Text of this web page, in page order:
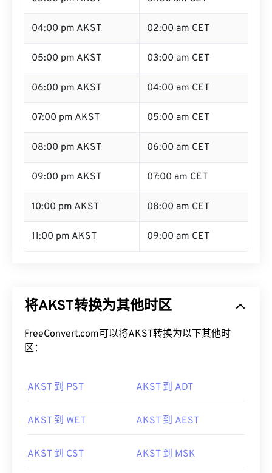
04:00 pm AKST 02:00 am CET
05:00 pm AKST 03:00 am CET
06:00 pm AKST 04:00 am CET
07:00 pm AKST 05:00 am CET
08:00 pm AKST 06:00 am CET
09:00 pm AKST 07:00 am CET
10:00 pm AKST 08:00 am CET
11:00 pm AKST 09:00 am CET
将AKST转换为其他时区
FreeConvert.com可以将AKST转换为以下其他时
区：
AKST 到 PST AKST 到 ADT
AKST 到 WET AKST 到 AEST
AKST 到 CST AKST 到 MSK